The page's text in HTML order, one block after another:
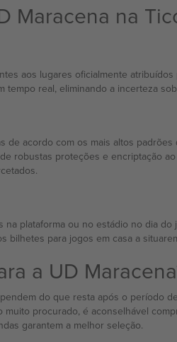
Maracena na
aos lugares oficialmente
real, eliminando a incerteza
de acordo com os mais altos
robustas proteções e encriptação
plataforma ou no estádio no dia
bilhetes para jogos em casa a
a UD
do que resta após o período
procurado, é aconselhável
garantem a melhor seleção.